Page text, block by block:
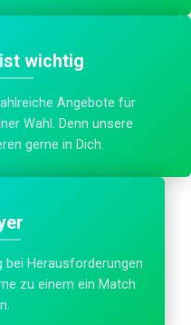
wichtig
Angebote für
Wahl. Denn unsere
gerne in Dich.
Herausforderungen
zu einem ein Match